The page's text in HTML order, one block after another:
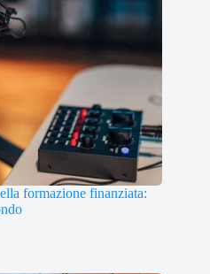
formazione finanziata: